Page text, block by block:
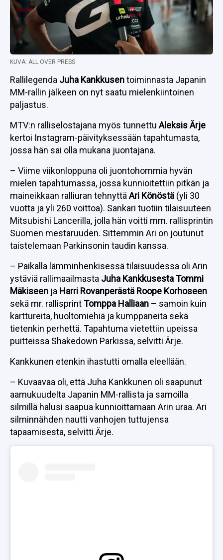
KUVA: ALL OVER PRESS
Rallilegenda Juha Kankkusentoiminnasta Japanin
MM-rallin jälkeen on nyt saatu mielenkiintoinen
paljastus.
MTV:n ralliselostajana myös tunnettu Aleksis Ärje
kertoi Instagram-päivityksessään tapahtumasta,
jossa hän sai olla mukana juontajana.
– Viime viikonloppuna oli juontohommia hyvän
mielen tapahtumassa, jossa kunnioitettiin pitkän ja
maineikkaan ralliuran tehnyttä Ari Könöstä (yli 30
vuotta ja yli 260 voittoa). Sankari tuotiin tilaisuuteen
Mitsubishi Lancerilla, jolla hän voitti mm. rallisprintin
Suomen mestaruuden. Sittemmin Ari on joutunut
taistelemaan Parkinsonin taudin kanssa.
– Paikalla lämminhenkisessä tilaisuudessa oli Arin
ystäviä rallimaailmasta Juha Kankkusesta Tommi
Mäkiseen ja Harri Rovanperästä Roope Korhoseen
sekä mr. rallisprintTomppa Halliaan – samoin kuin
karttureita, huoltomiehiä ja kumppaneita sekä
tietenkin perhettä. Tapahtuma vietettiin upeissa
puitteissa Shakedown Parkissa, selvitti Ärje.
Kankkunen etenkin ihastutti omalla eleellään.
– Kuvaavaa oli, että Juha Kankkunen oli saapunut
aamukuudelta Japanin MM-rallista ja samoilla
silmillä halusi saapua kunnioittamaan Arin uraa. Ari
silminnähden nautti vanhojen tuttujensa
tapaamisesta, selvitti Ärje.